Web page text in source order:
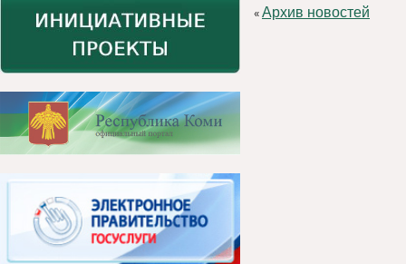
«Архив новостей